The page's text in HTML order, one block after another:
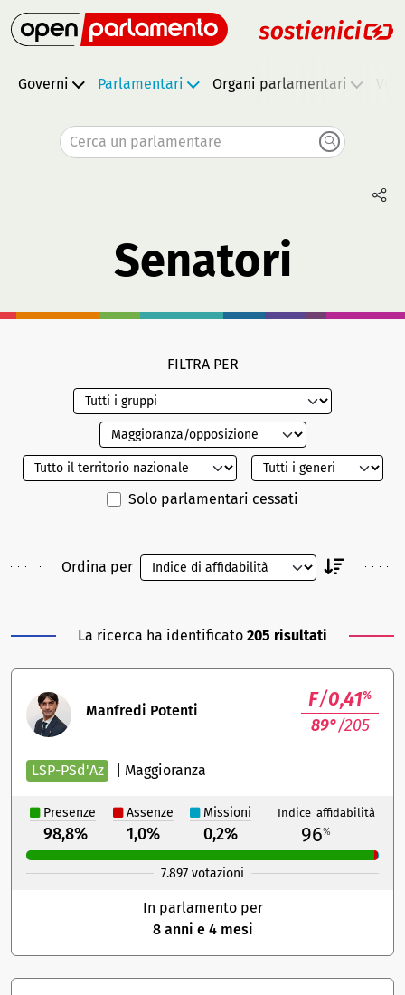
Governi Parlamentari Organi parlamentari
Cerca un parlamentare
Senatori
FILTRA PER
Solo parlamentari cessati
Ordina per
La ricerca ha identificato 205 risultati
Manfredi Potenti F/0,41%
89°/205
LSP-PSd'Az Maggioranza
Presenze Assenze Missioni Indice affidabilità
98,8% 1,0% 0,2% 96%
7.897 votazioni
In parlamento per
8 anni e 4 mesi